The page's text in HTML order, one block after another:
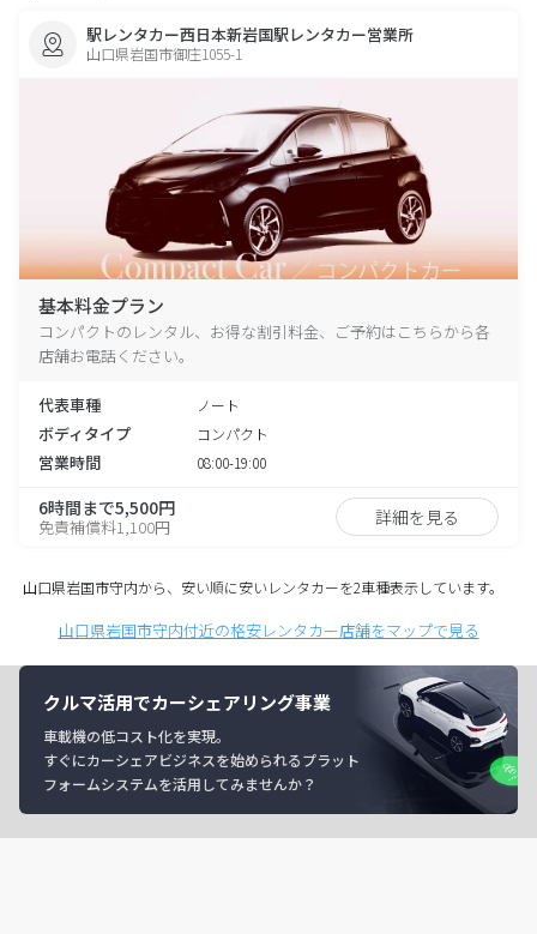
駅レンタカー西日本新岩国駅レンタカー営業所
山口県岩国市御庄1055-1
基本料金プラン
コンパクトのレンタル、お得な割引料金、ご予約はこちらから各
店舗お電話ください。
代表車種 ノート
ボディタイプ コンパクト
営業時間 08:00-19:00
6時間まで5,500円
免責補償料1,100円 詳細を見る
山口県岩国市守内から、安い順に安いレンタカーを2車種表示しています。
山口県岩国市守内付近の格安レンタカー店舗をマップで見る
クルマ活用でカーシェアリング事業
車載機の低コスト化を実現。
すぐにカーシェアビジネスを始められるプラット
フォームシステムを活用してみませんか？